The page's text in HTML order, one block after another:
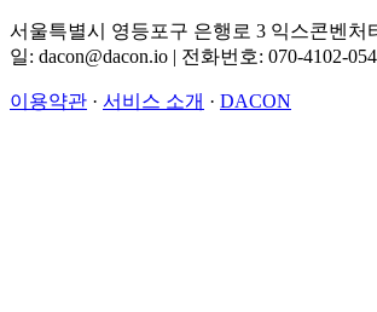
서울특별시 영등포구 은행로 3 익스콘벤처
일: dacon@dacon.io | 전화번호: 070-4102-
이용약관 · 서비스 소개 · DACON